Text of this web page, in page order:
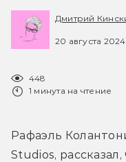
Дмитрий
20 августа 2024
448
1 минута на чтение
Рафаэль
Studios,